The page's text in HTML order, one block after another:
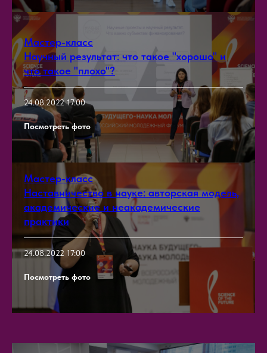
Мастер-класс
Научный результат: что такое "хорошо" и
что такое "плохо"?
24.08.2022 17:00
Посмотреть фото
Мастер-класс
Наставничество в науке: авторская модель,
академические и неакадемические
практики
24.08.2022 17:00
Посмотреть фото